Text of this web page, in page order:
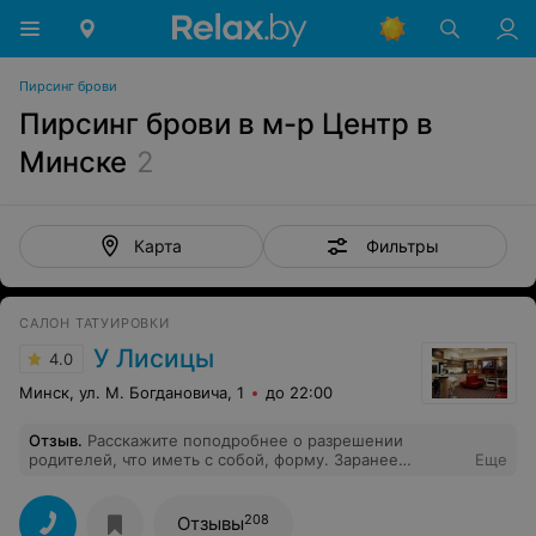
Пирсинг брови
Пирсинг брови в м-р Центр в
Минске 2
Карта Фильтры
САЛОН ТАТУИРОВКИ
4.0 У Лисицы
Минск, ул. М. Богдановича, 1 до 22:00
Отзыв. Расскажите поподробнее о разрешении
родителей, что иметь с собой, форму. Заранее
Еще
Отзывы208